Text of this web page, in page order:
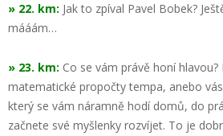
» 22. km: Jak to zpíval Pavel Bobek?
mááám…
» 23. km: Co se vám právě honí
matematické propočty tempa, anebo
který se vám náramně hodí domů, do
začnete své myšlenky rozvíjet. To je